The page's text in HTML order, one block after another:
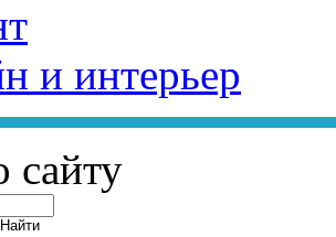
и интерьер
сайту